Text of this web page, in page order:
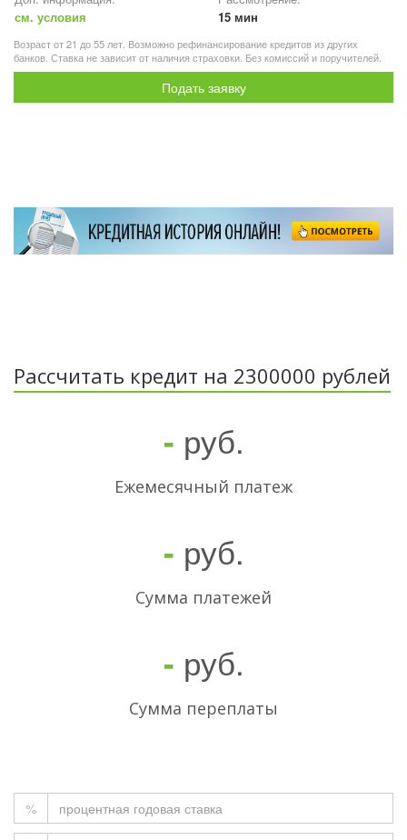
см. условия
15 мин
Возраст от 21 до 55 лет. Возможно рефинансирование кредитов из других
банков. Ставка не зависит от наличия страховки. Без комиссий и поручителей.
Подать заявку
Рассчитать кредит на 2300000 рублей
- руб.
Ежемесячный платеж
- руб.
Cумма платежей
- руб.
Сумма переплаты
%